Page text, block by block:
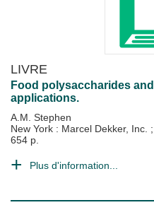
LIVRE
Food polysaccharides
applications.
A.M. Stephen
New York : Marcel Dekker, Inc. ;
654 p.
Plus d'information...